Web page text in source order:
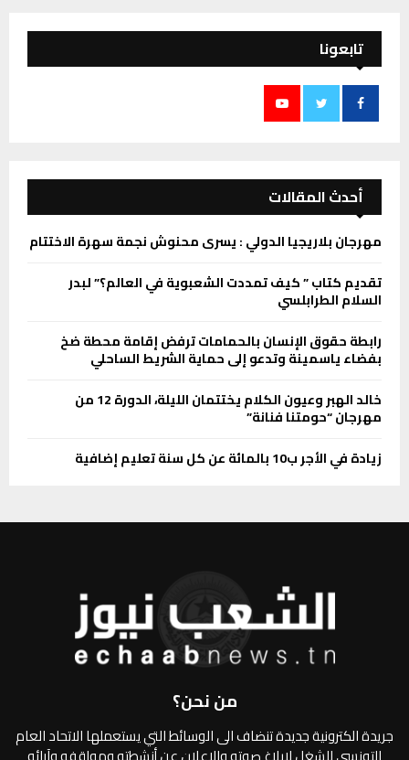
تابعونا
أحدث المقالات
مهرجان بلاريجيا الدولي : يسرى محنوش نجمة سهرة الاختتام
تقديم كتاب ” كيف تمددت الشعبوية في العالم؟” لبدر
السلام الطرابلسي
رابطة حقوق الإنسان بالحمامات ترفض إقامة محطة ضخ
بفضاء ياسمينة وتدعو إلى حماية الشريط الساحلي
خالد الهبر وعيون الكلام يختتمان الليلة، الدورة 12 من
مهرجان “حومتنا فنانة”
زيادة في الأجر ب10 بالمائة عن كل سنة تعليم إضافية
من نحن؟
جريدة الكترونية جديدة تنضاف الى الوسائط التي يستعملها الاتحاد العام